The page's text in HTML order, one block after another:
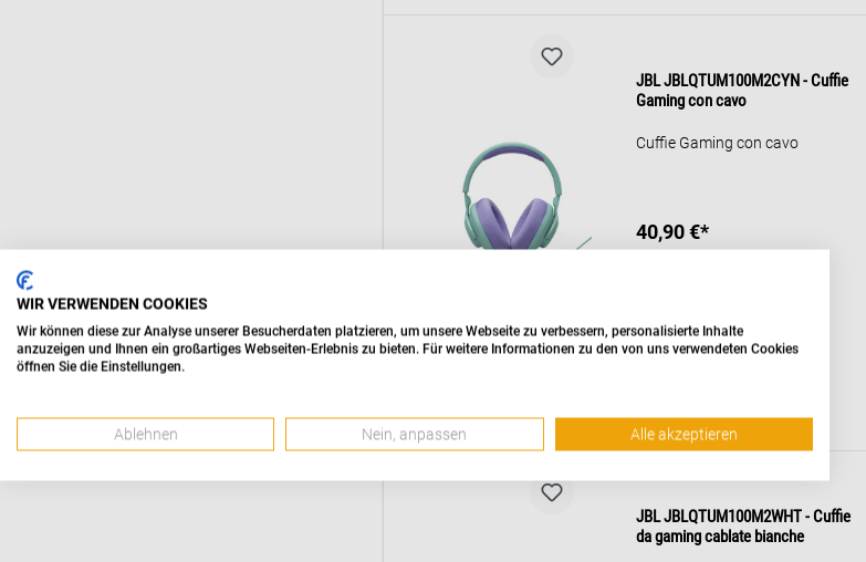
JBL JBLQTUM100M2CYN - Cuffie
Gaming con cavo
Cuffie Gaming con cavo
40,90 €*
Disponibile a magazzino, consegna entro 7 giorni
JBL JBLQTUM100M2WHT - Cuffie
da gaming cablate bianche
WIR VERWENDEN COOKIES
Wir können diese zur Analyse unserer Besucherdaten platzieren, um unsere Webseite zu verbessern, personalisierte Inhalte
anzuzeigen und Ihnen ein großartiges Webseiten-Erlebnis zu bieten. Für weitere Informationen zu den von uns verwendeten Cookies
öffnen Sie die Einstellungen.
Ablehnen Nein, anpassen Alle akzeptieren